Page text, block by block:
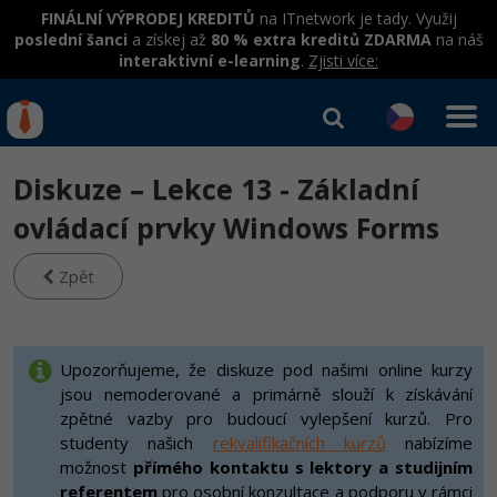
FINÁLNÍ VÝPRODEJ KREDITŮ na ITnetwork je tady. Využij
poslední šanci a získej až 80 % extra kreditů ZDARMAna náš
interaktivní e-learning. Zjisti více:
Rekvalifikace a kurzy
hrazené úřadem práce
Workshopy zdarma
Datová analýza v praxi
Základy programování
Objektové programování - OOP
Umělá inteligence
Školení dle technologií
C# .NET
Java
Kurzy IT profesí
Junior programátor
Senior programátor
Front-end developer
Jak začít?
Java -80%
C#.NET -80%
Přihlásit se| Registrovat
Diskuze – Lekce 13 - Základní
ovládací prvky Windows Forms
Zpět
Upozorňujeme, že diskuze pod našimi online kurzy
jsou nemoderované a primárně slouží k získávání
zpětné vazby pro budoucí vylepšení kurzů. Pro
studenty našich rekvalifikačních kurzů nabízíme
možnost přímého kontaktu s lektory a studijním
referentem pro osobní konzultace a podporu v rámci